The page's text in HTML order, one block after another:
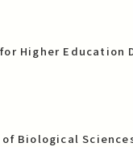
Higher Education
Biological